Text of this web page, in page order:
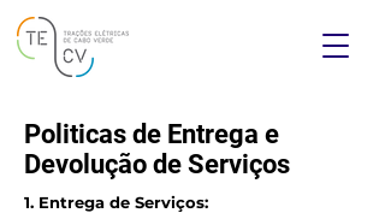
Politicas de Entrega e
Devolução de Serviços
1. Entrega de Serviços: